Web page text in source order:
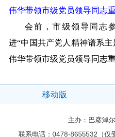
伟华带领市级党员领导同志
会前，市级领导同志
进“中国共产党人精神谱系
伟华带领市级党员领导同志
移动版
主办：巴彦淖
联系电话：0478-8655532（仅